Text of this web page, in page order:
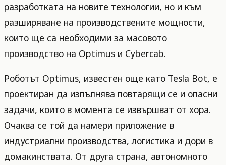
разработката на новите технологии, но и към
разширяване на производствените мощности,
които ще са необходими за масовото
производство на Optimus и Cybercab.
Роботът Optimus, известен още като Tesla Bot, е
проектиран да изпълнява повтарящи се и опасни
задачи, които в момента се извършват от хора.
Очаква се той да намери приложение в
индустриални производства, логистика и дори в
домакинствата. От друга страна, автономното